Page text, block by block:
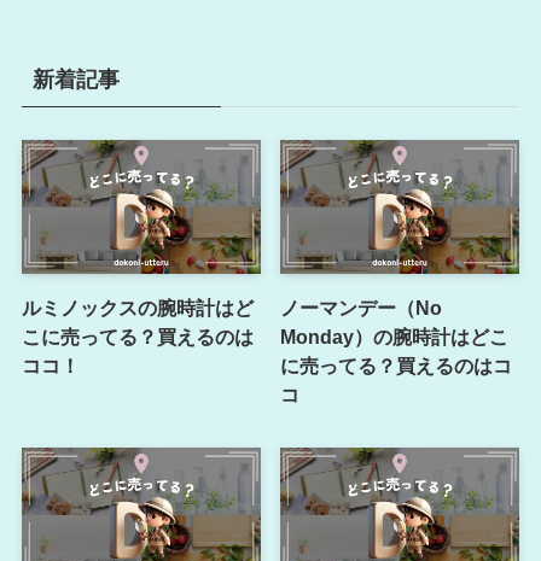
新着記事
ルミノックスの腕時計はど
こに売ってる？買えるのは
ココ！
ノーマンデー（No
Monday）の腕時計はどこ
に売ってる？買えるのはコ
コ